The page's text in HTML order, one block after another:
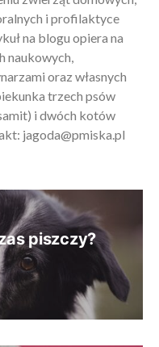
i profilaktyce
na blogu opiera na
naukowych,
oraz własnych
trzech psów
i dwóch kotów
jagoda@pmiska.pl
piszczy?